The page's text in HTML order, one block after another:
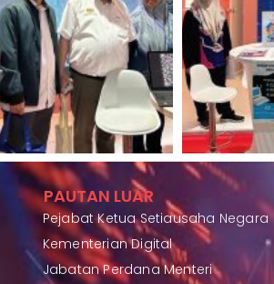
PAUTAN LUAR
Pejabat Ketua Setiausaha Negara
Kementerian Digital
Jabatan Perdana Menteri